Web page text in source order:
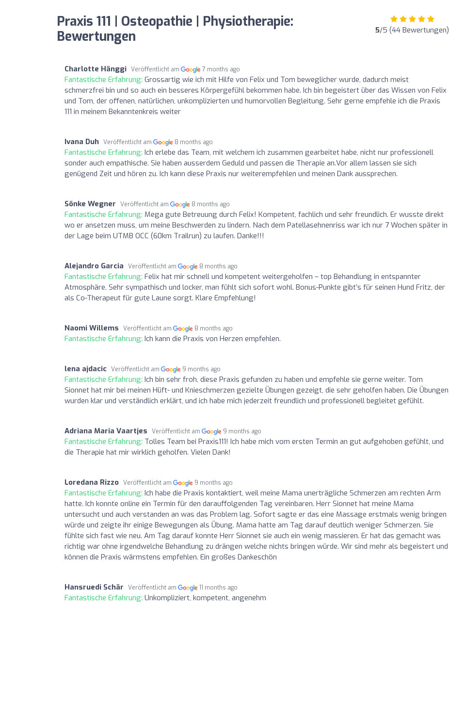
Praxis 111 | Osteopathie | Physiotherapie:
Bewertungen
5/5 (44 Bewertungen)
Charlotte Hänggi Veröffentlicht am 7 months ago
Fantastische Erfahrung: Grossartig wie ich mit Hilfe von Felix und Tom beweglicher wurde, dadurch meist
schmerzfrei bin und so auch ein besseres Körpergefühl bekommen habe. Ich bin begeistert über das Wissen von Felix
und Tom, der offenen, natürlichen, unkomplizierten und humorvollen Begleitung. Sehr gerne empfehle ich die Praxis
111 in meinem Bekanntenkreis weiter
Ivana Duh Veröffentlicht am 8 months ago
Fantastische Erfahrung: Ich erlebe das Team, mit welchem ich zusammen gearbeitet habe, nicht nur professionell
sonder auch empathische. Sie haben ausserdem Geduld und passen die Therapie an.Vor allem lassen sie sich
genügend Zeit und hören zu. Ich kann diese Praxis nur weiterempfehlen und meinen Dank aussprechen.
Sönke Wegner Veröffentlicht am 8 months ago
Fantastische Erfahrung: Mega gute Betreuung durch Felix! Kompetent, fachlich und sehr freundlich. Er wusste direkt
wo er ansetzen muss, um meine Beschwerden zu lindern. Nach dem Patellasehnenriss war ich nur 7 Wochen später in
der Lage beim UTMB OCC (60km Trailrun) zu laufen. Danke!!!
Alejandro Garcia Veröffentlicht am 8 months ago
Fantastische Erfahrung: Felix hat mir schnell und kompetent weitergeholfen – top Behandlung in entspannter
Atmosphäre. Sehr sympathisch und locker, man fühlt sich sofort wohl. Bonus-Punkte gibt’s für seinen Hund Fritz, der
als Co-Therapeut für gute Laune sorgt. Klare Empfehlung!​​​​​​​​​​​​​​​​
Naomi Willems Veröffentlicht am 8 months ago
Fantastische Erfahrung: Ich kann die Praxis von Herzen empfehlen.
lena ajdacic Veröffentlicht am 9 months ago
Fantastische Erfahrung: Ich bin sehr froh, diese Praxis gefunden zu haben und empfehle sie gerne weiter. Tom
Sionnet hat mir bei meinen Hüft- und Knieschmerzen gezielte Übungen gezeigt, die sehr geholfen haben. Die Übungen
wurden klar und verständlich erklärt, und ich habe mich jederzeit freundlich und professionell begleitet gefühlt.
Adriana Maria Vaartjes Veröffentlicht am 9 months ago
Fantastische Erfahrung: Tolles Team bei Praxis111! Ich habe mich vom ersten Termin an gut aufgehoben gefühlt, und
die Therapie hat mir wirklich geholfen. Vielen Dank!
Loredana Rizzo Veröffentlicht am 9 months ago
Fantastische Erfahrung: Ich habe die Praxis kontaktiert, weil meine Mama unerträgliche Schmerzen am rechten Arm
hatte. Ich konnte online ein Termin für den darauffolgenden Tag vereinbaren. Herr Sionnet hat meine Mama
untersucht und auch verstanden an was das Problem lag. Sofort sagte er das eine Massage erstmals wenig bringen
würde und zeigte ihr einige Bewegungen als Übung. Mama hatte am Tag darauf deutlich weniger Schmerzen. Sie
fühlte sich fast wie neu. Am Tag darauf konnte Herr Sionnet sie auch ein wenig massieren. Er hat das gemacht was
richtig war ohne irgendwelche Behandlung zu drängen welche nichts bringen würde. Wir sind mehr als begeistert und
können die Praxis wärmstens empfehlen. Ein großes Dankeschön
Hansruedi Schär Veröffentlicht am 11 months ago
Fantastische Erfahrung: Unkompliziert, kompetent, angenehm